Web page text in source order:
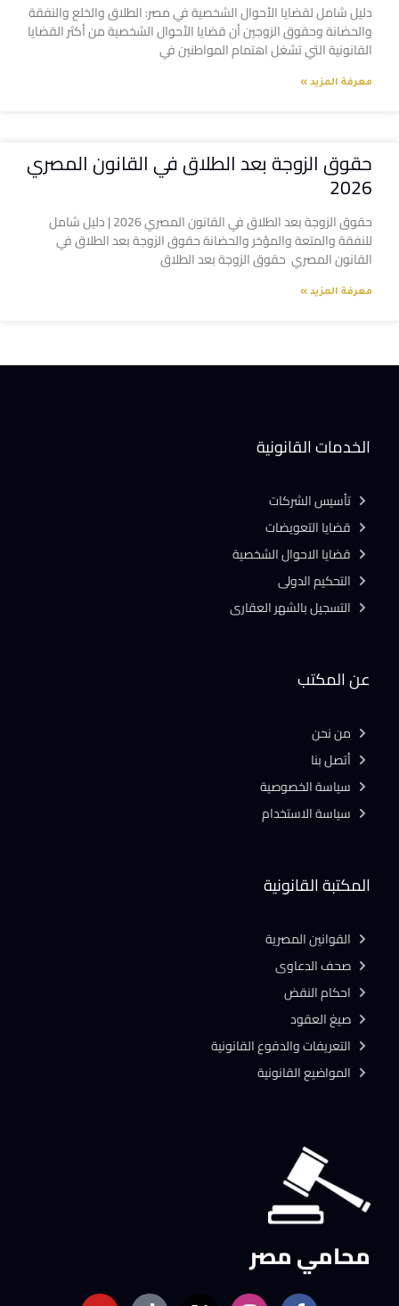
دليل شامل لقضايا الأحوال الشخصية في مصر: الطلاق والخلع والنفقة
والحضانة وحقوق الزوجين أن قضايا الأحوال الشخصية من أكثر القضايا
القانونية التي تشغل اهتمام المواطنين في
معرفة المزيد »
حقوق الزوجة بعد الطلاق في القانون المصري
2026
حقوق الزوجة بعد الطلاق في القانون المصري 2026 | دليل شامل
للنفقة والمتعة والمؤخر والحضانة حقوق الزوجة بعد الطلاق في
القانون المصري حقوق الزوجة بعد الطلاق
معرفة المزيد »
محامي مصر
المكتبة القانونية
القوانين المصرية
صحف الدعاوى
احكام النقض
صيغ العقود
التعريفات والدفوع القانونية
المواضيع القانونية
عن المكتب
من نحن
أتصل بنا
سياسة الخصوصية
سياسة الاستخدام
الخدمات القانونية
تأسيس الشركات
قضايا التعويضات
قضايا الاحوال الشخصية
التحكيم الدولى
التسجيل بالشهر العقارى